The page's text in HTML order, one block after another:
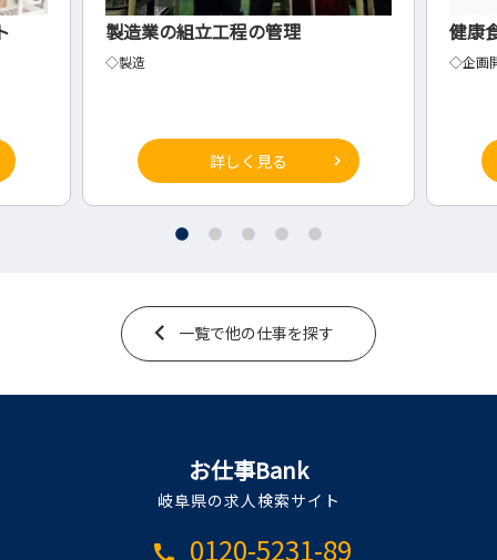
健康食品製造の企画開発
◇企画開発
詳しく見る
建
◇設
一覧で他の仕事を探す
お仕事Bank
岐阜県の求人検索サイト
call 0120-5231-89